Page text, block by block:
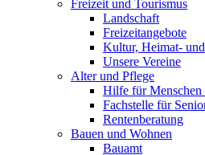
Freizeit und Tourismus
Landschaft
Freizeitangebote
Kultur, Heimat-
Unsere Vereine
Alter und Pflege
Hilfe für Menschen
Fachstelle für
Rentenberatung
Bauen und Wohnen
Bauamt